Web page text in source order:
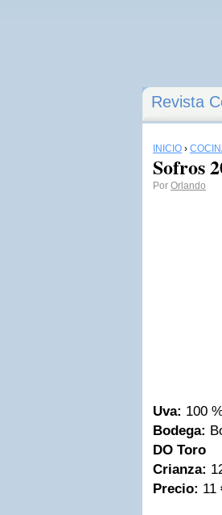
Revista
INICIO ›
Sofros
Por Orlando
Uva: 100
Bodega:
DO Toro
Crianza:
Precio: 11